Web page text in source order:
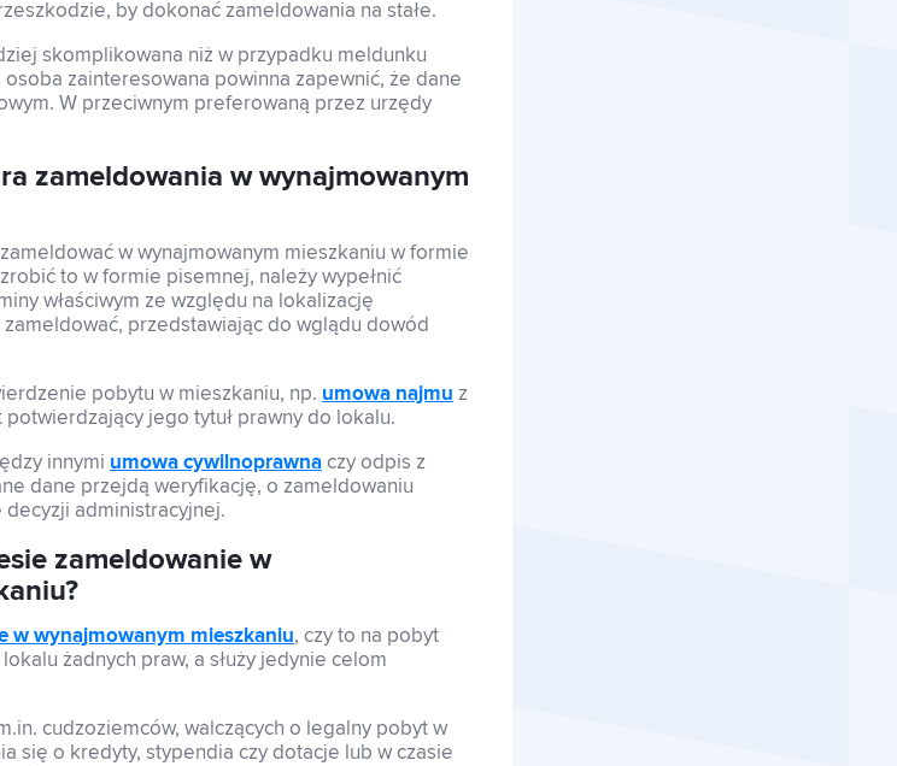
by dokonać zameldowania na stałe.
skomplikowana niż w przypadku meldunku
zainteresowana powinna zapewnić, że dane
W przeciwnym preferowaną przez urzędy
zameldowania w wynajmowanym
w wynajmowanym mieszkaniu w formie
to w formie pisemnej, należy wypełnić
właściwym ze względu na lokalizację
przedstawiając do wglądu dowód
pobytu w mieszkaniu, np. umowa najmu z
jego tytuł prawny do lokalu.
innymi umowa cywilnoprawna czy odpis z
dane przejdą weryfikację, o zameldowaniu
administracyjnej.
zameldowanie w
w wynajmowanym mieszkaniu, czy to na pobyt
żadnych praw, a służy jedynie celom
cudzoziemców, walczących o legalny pobyt w
się o kredyty, stypendia czy dotacje lub w czasie